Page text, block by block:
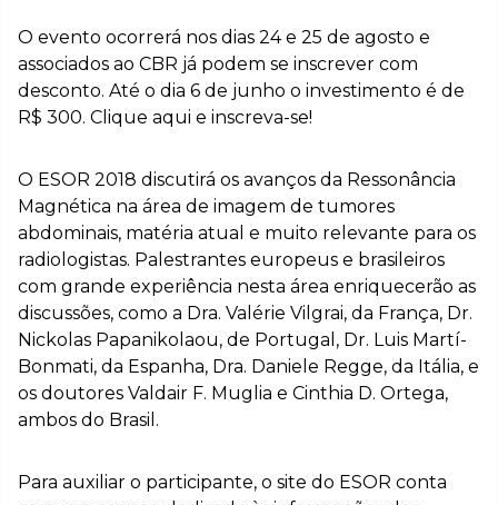
O evento ocorrerá nos dias 24 e 25 de agosto e
associados ao CBR já podem se inscrever com
desconto. Até o dia 6 de junho o investimento é de
R$ 300. Clique aqui e inscreva-se!
O ESOR 2018 discutirá os avanços da Ressonância
Magnética na área de imagem de tumores
abdominais, matéria atual e muito relevante para os
radiologistas. Palestrantes europeus e brasileiros
com grande experiência nesta área enriquecerão as
discussões, como a Dra. Valérie Vilgrai, da França, Dr.
Nickolas Papanikolaou, de Portugal, Dr. Luis Martí-
Bonmati, da Espanha, Dra. Daniele Regge, da Itália, e
os doutores Valdair F. Muglia e Cinthia D. Ortega,
ambos do Brasil.
Para auxiliar o participante, o site do ESOR conta